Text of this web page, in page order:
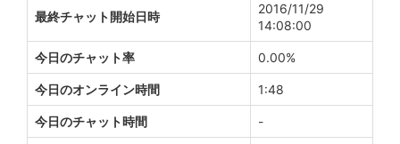
最終チャット開始日時
2016/11/29
14:08:00
今日のチャット率 0.00%
今日のオンライン時間 1:48
今日のチャット時間 -